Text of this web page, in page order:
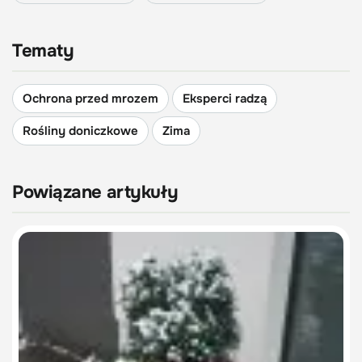
Tematy
Ochrona przed mrozem
Eksperci radzą
Rośliny doniczkowe
Zima
Powiązane artykuły